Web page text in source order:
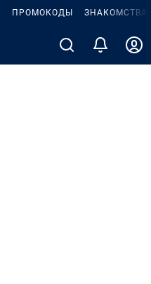
ПРОМОКОДЫ ЗНАКОМСТВА